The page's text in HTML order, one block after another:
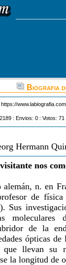
Biografia
https://
: Envios: 0 : Votos:
Hermann
nos
alemán, n. en
de
Sus
de la
ópticas
que llevan su
la longitud de